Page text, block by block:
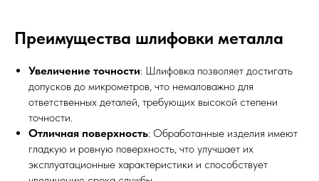
Преимущества шлифовки металла
Увеличение точности: Шлифовка позволяет достигать
допусков до микрометров, что немаловажно для
ответственных деталей, требующих высокой степени
точности.
Отличная поверхность: Обработанные изделия имеют
гладкую и ровную поверхность, что улучшает их
эксплуатационные характеристики и способствует